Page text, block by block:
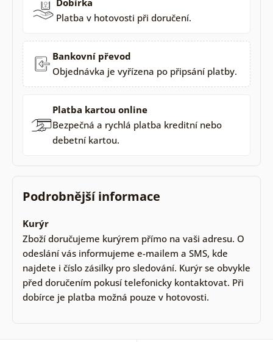
Platba v hotovosti při doručení.
Bankovní převod
Objednávka je vyřízena po připsání platby.
Platba kartou online
Bezpečná a rychlá platba kreditní nebo
debetní kartou.
Podrobnější informace
Kurýr
Zboží doručujeme kurýrem přímo na vaši adresu. O
odeslání vás informujeme e-mailem a SMS, kde
najdete i číslo zásilky pro sledování. Kurýr se obvykle
před doručením pokusí telefonicky kontaktovat. Při
dobírce je platba možná pouze v hotovosti.